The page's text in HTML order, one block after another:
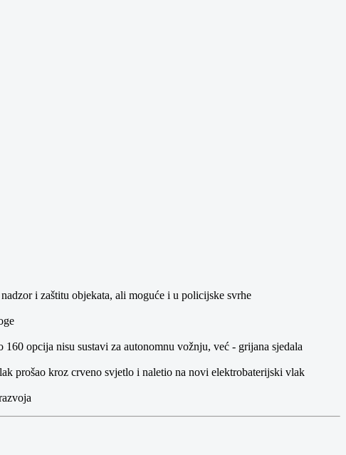
i zaštitu objekata, ali moguće i u policijske svrhe
opcija nisu sustavi za autonomnu vožnju, već - grijana sjedala
prošao kroz crveno svjetlo i naletio na novi elektrobaterijski vlak